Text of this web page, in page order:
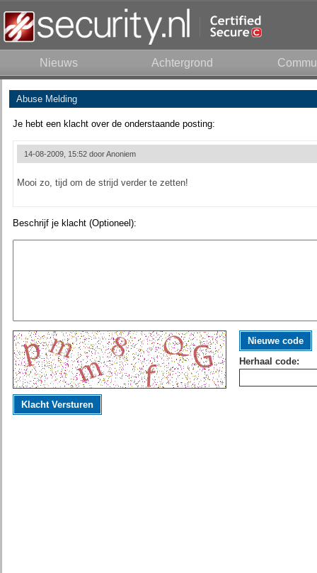
Nieuws Achtergrond
Abuse Melding
Je hebt een klacht over de onderstaande posting:
14-08-2009, 15:52 doorAnoniem
Mooi zo, tijd om de strijd verder te zetten!
Beschrijf je klacht (Optioneel):
Nieuwe code
Herhaal code:
Klacht Versturen